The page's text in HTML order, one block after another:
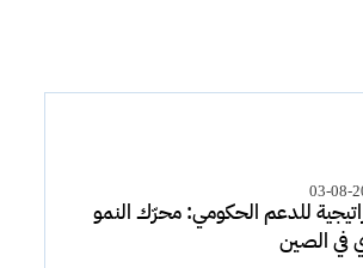
03-08-
للدعم الحكومي: محرّك النمو
في الصين